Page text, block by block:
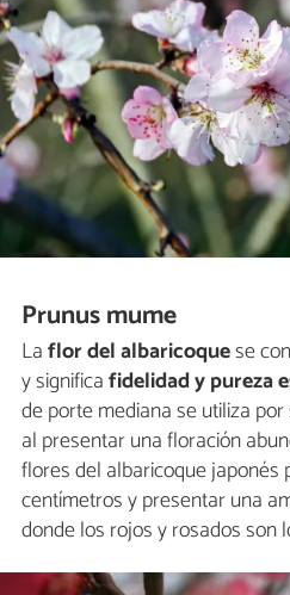
Prunus mume
Laflor del albaricoquese
y significafidelidad y pureza
de porte mediana se utiliza
al presentar una floración
flores del albaricoque japonés
centímetros y presentar una
donde los rojos y rosados son